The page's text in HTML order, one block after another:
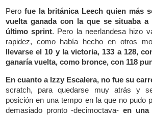
Pero fue la británica Leech quien más
vuelta ganada con la que se situaba
último sprint. Pero la neerlandesa hizo
rapidez, como había hecho en otros
llevarse el 10 y la victoria, 133 a 128,
ganaría vuelta, como bronce, con 118
En cuanto a Izzy Escalera, no fue su
scratch, para quedarse muy atrás y
posición en una tempo en la que no pudo
demasiado pronto -decimoctava- en una